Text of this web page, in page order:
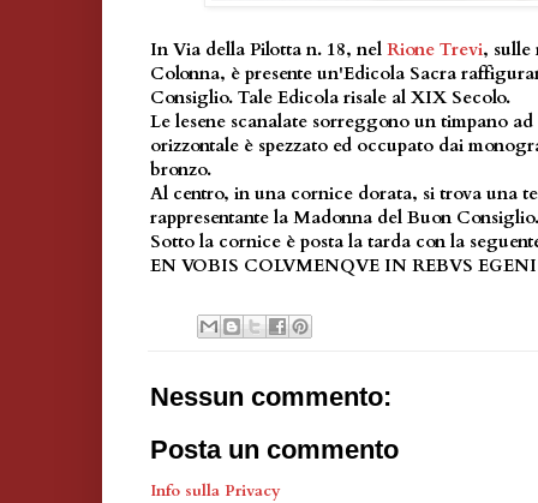
In Via della Pilotta n. 18, nel Rione Trevi, sulle
Colonna, è presente un'Edicola Sacra
Consiglio. Tale Edicola risale al XIX Secolo.
Le lesene scanalate sorreggono un timpano
orizzontale è spezzato ed occupato dai
bronzo.
Al centro, in una cornice dorata, si trova una
rappresentante la Madonna del Buon Consiglio.
Sotto la cornice è posta la tarda con la
EN VOBIS COLVMENQVE IN REBVS
Nessun commento:
Posta un commento
Info sulla Privacy